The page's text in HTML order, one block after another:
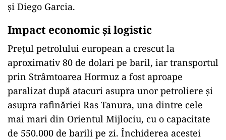
și Diego Garcia.
Impact economic și logistic
Prețul petrolului european a crescut la
aproximativ 80 de dolari pe baril, iar transportul
prin Strâmtoarea Hormuz a fost aproape
paralizat după atacuri asupra unor petroliere și
asupra rafinăriei Ras Tanura, una dintre cele
mai mari din Orientul Mijlociu, cu o capacitate
de 550.000 de barili pe zi. Închiderea acestei